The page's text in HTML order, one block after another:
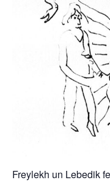
Freylekh un Lebedik